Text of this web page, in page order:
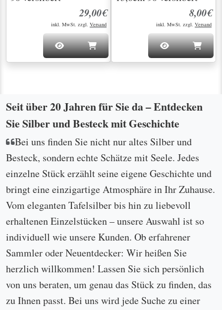
zu Ihnen passt. Bei uns wird jede Suche zu einer
kleinen Zeitreise – lassen Sie sich inspirieren und
verleihen Sie Ihrem Zuhause eine besondere Note ...
geschrieben von Ralph Prüschberg
can't thank him enough for working through a
logistical issue regarding some silverware I
purchased. The silverware arrived in the condition
he described, and I couldn't be happier with it. It
will be a big hit at the next family party! He also
responded very quickly and was always courteous
and professional. I would happily do business with
him again.
geschrieben von Mike am 01.06.2026.
Das bestellte Kuchenbesteck der Serie 2500
entsprach genau der Beschreibung. Der Versand war
schnell.